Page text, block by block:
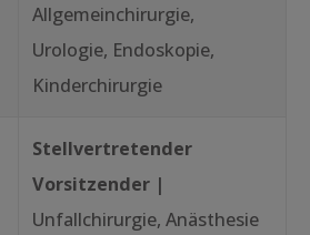
Allgemeinchirurgie,
Urologie, Endoskopie,
Kinderchirurgie
Stellvertretender
Vorsitzender |
Unfallchirurgie, Anästhesie